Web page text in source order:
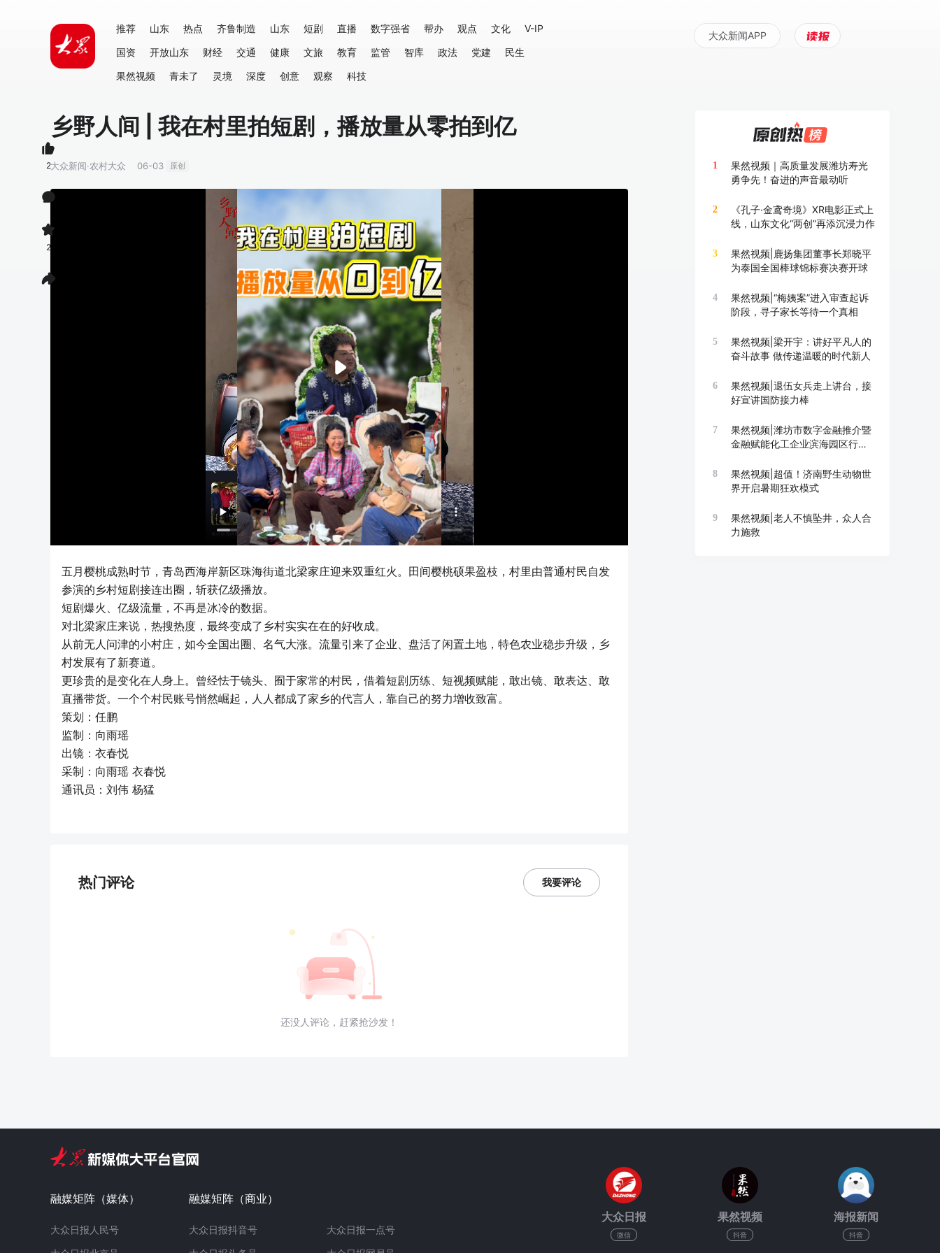
推荐 山东 热点 齐鲁制造 山东 短剧 直播 数字强省 帮办 观点 文化
V-IP
国资
开放山东 财经 交通 健康 文旅 教育 监管 智库 政法 党建
民生
果然视频
青未了 灵境 深度 创意 观察 科技
大众新闻APP
乡野人间 | 我在村里拍短剧，播放量从零拍到亿
大众新闻·农村大众 06-03 原创
五月樱桃成熟时节，青岛西海岸新区珠海街道北梁家庄迎来双重红火。田间樱桃硕果盈枝，村里由普通村民自发
参演的乡村短剧接连出圈，斩获亿级播放。
短剧爆火、亿级流量，不再是冰冷的数据。
对北梁家庄来说，热搜热度，最终变成了乡村实实在在的好收成。
从前无人问津的小村庄，如今全国出圈、名气大涨。流量引来了企业、盘活了闲置土地，特色农业稳步升级，乡
村发展有了新赛道。
更珍贵的是变化在人身上。曾经怯于镜头、囿于家常的村民，借着短剧历练、短视频赋能，敢出镜、敢表达、敢
直播带货。一个个村民账号悄然崛起，人人都成了家乡的代言人，靠自己的努力增收致富。
策划：任鹏
监制：向雨瑶
出镜：衣春悦
采制：向雨瑶 衣春悦
通讯员：刘伟 杨猛
热门评论 我要评论
还没人评论，赶紧抢沙发！
2
2
1
果然视频｜高质量发展潍坊寿光
勇争先！奋进的声音最动听
2
《孔子·金鸢奇境》XR电影正式上
线，山东文化“两创”再添沉浸力作
3
果然视频|鹿扬集团董事长郑晓平
为泰国全国棒球锦标赛决赛开球
4
果然视频|“梅姨案”进入审查起诉
阶段，寻子家长等待一个真相
5
果然视频|梁开宇：讲好平凡人的
奋斗故事 做传递温暖的时代新人
6
果然视频|退伍女兵走上讲台，接
好宣讲国防接力棒
7
果然视频|潍坊市数字金融推介暨
金融赋能化工企业滨海园区行举
8
果然视频|超值！济南野生动物世
界开启暑期狂欢模式
9
果然视频|老人不慎坠井，众人合
力施救
融媒矩阵（媒体）
大众日报人民号
融媒矩阵（商业）
大众日报抖音号
大众日报一点号
大众日报
微信
果然视频
抖音
海报新闻
抖音